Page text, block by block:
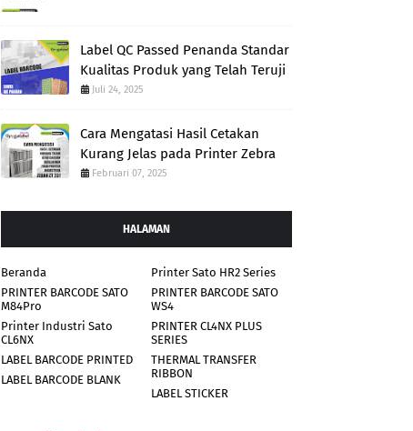
Label QC Passed Penanda Standar
Kualitas Produk yang Telah Teruji
Juli 24, 2025
Cara Mengatasi Hasil Cetakan
Kurang Jelas pada Printer Zebra
Februari 07, 2025
HALAMAN
Beranda
Printer Sato HR2 Series
PRINTER BARCODE SATO
M84Pro
PRINTER BARCODE SATO
WS4
Printer Industri Sato
CL6NX
PRINTER CL4NX PLUS
SERIES
LABEL BARCODE PRINTED
THERMAL TRANSFER
RIBBON
LABEL BARCODE BLANK
LABEL STICKER